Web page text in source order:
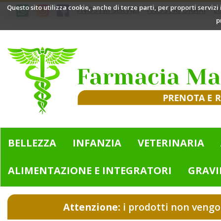
Passa
Questo sito utilizza cookie, anche di terze parti, per proporti
I NOSTRI SERVIZI I NOSTRI ORARI
Mazzini
Bologna
BELLEZZA INFANZIA VETERINARIA
ALIMENTAZIONE E INTEGRATORI
Attenzione: i prodotti non